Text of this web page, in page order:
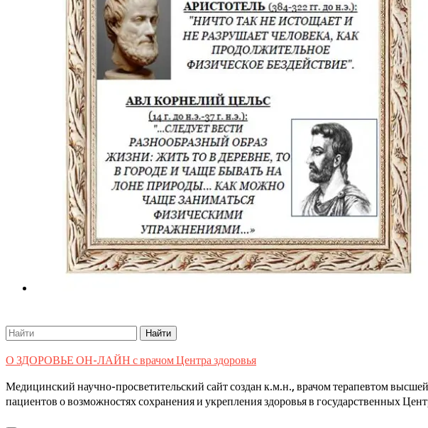
Search
for:
О ЗДОРОВЬЕ ОН-ЛАЙН с врачом Центра здоровья
Медицинский научно-просветительский сайт создан к.м.н., врачом терапевтом
пациентов о возможностях сохранения и укрепления здоровья в государственных